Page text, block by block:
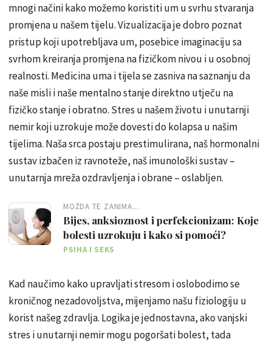
mnogi načini kako možemo koristiti um u svrhu stvaranja
promjena u našem tijelu. Vizualizacija je dobro poznat
pristup koji upotrebljava um, posebice imaginaciju sa
svrhom kreiranja promjena na fizičkom nivou i u osobnoj
realnosti. Medicina uma i tijela se zasniva na saznanju da
naše misli i naše mentalno stanje direktno utječu na
fizičko stanje i obratno. Stres u našem životu i unutarnji
nemir koji uzrokuje može dovesti do kolapsa u našim
tijelima. Naša srca postaju prestimulirana, naš hormonalni
sustav izbačen iz ravnoteže, naš imunološki sustav –
unutarnja mreža ozdravljenja i obrane – oslabljen.
MOŽDA TE ZANIMA...
Bijes, anksioznost i perfekcionizam: Koje
bolesti uzrokuju i kako si pomoći?
PSIHA I SEKS
Kad naučimo kako upravljati stresom i oslobodimo se
kroničnog nezadovoljstva, mijenjamo našu fiziologiju u
korist našeg zdravlja. Logika je jednostavna, ako vanjski
stres i unutarnji nemir mogu pogoršati bolest, tada